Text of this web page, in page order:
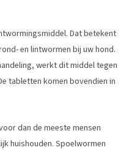
Dat betekent
en lintwormen bij uw hond.
werkt dit middel tegen
tabletten komen bovendien in
dan de meeste mensen
huishouden. Spoelwormen